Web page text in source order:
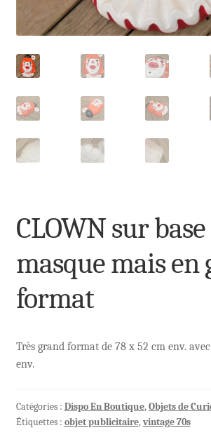
CLOWN sur base
masque mais en
format
Très grand format de 78 x 52 cm env.
env.
Catégories : Dispo En Boutique,Objets de
Étiquettes : objet publicitaire,vintage 70s